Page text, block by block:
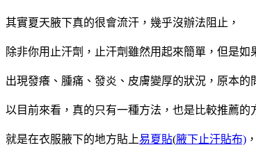
其實夏天腋下真的很會流汗，幾乎沒辦法阻止，
除非你用止汗劑，止汗劑雖然用起來簡單，但是如
出現發癢、腫痛、發炎、皮膚變厚的狀況，原本
以目前來看，真的只有一種方法，也是比較推薦的
就是在衣服腋下的地方貼上易夏貼(腋下止汗貼布) ，